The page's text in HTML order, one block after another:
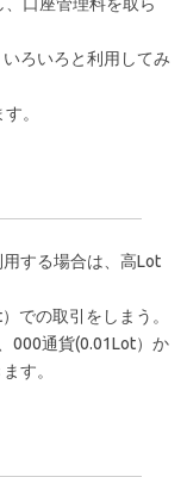
ろいろと利用してみ
。
する場合は、高Lot
での取引をしまう。
000通貨(0.01Lot）か
す。